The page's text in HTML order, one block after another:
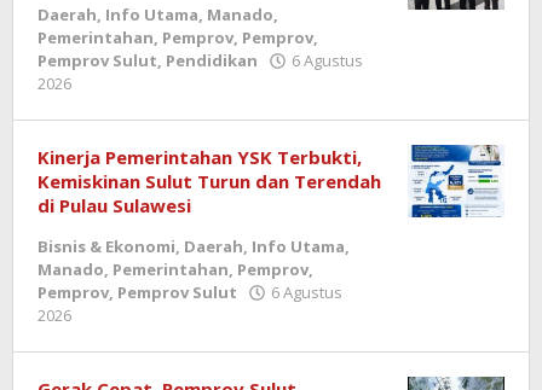
adminDaerah, Info Utama, Manado,
Pemerintahan, Pemprov, Pemprov,
Pemprov Sulut, Pendidikan
6 Agustus
2026
Kinerja Pemerintahan YSK Terbukti,
Kemiskinan Sulut Turun dan Terendah
di Pulau Sulawesi
Bisnis & Ekonomi, Daerah, Info Utama,
Manado, Pemerintahan, Pemprov,
Pemprov, Pemprov Sulut
6 Agustus
2026